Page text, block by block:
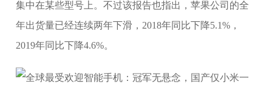
集中在某些型号上。不过该报告也指出，苹果公司的全
年出货量已经连续两年下滑，2018年同比下降5.1%，
2019年同比下降4.6%。